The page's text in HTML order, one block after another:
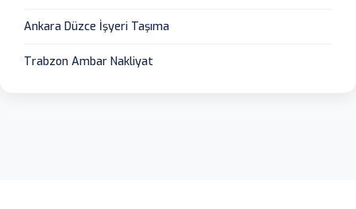
Ankara Düzce İşyeri Taşıma
Trabzon Ambar Nakliyat